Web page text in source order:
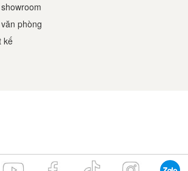
phòng
kế